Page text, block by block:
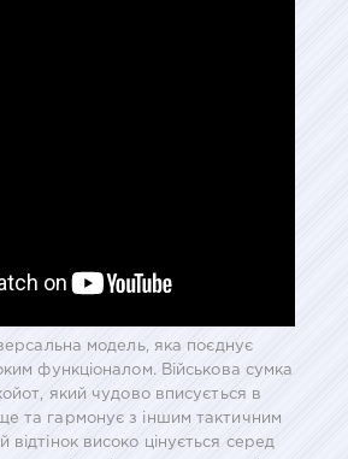
модель, яка поєднує
функціоналом. Військова сумка
який чудово вписується в
та гармонує з іншим тактичним
високо цінується серед